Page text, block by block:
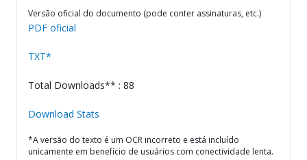
Versão oficial do documento (pode conter assinaturas, etc.)
PDF oficial
TXT*
Total Downloads** : 88
Download Stats
*A versão do texto é um OCR incorreto e está incluído
unicamente em benefício de usuários com conectividade lenta.